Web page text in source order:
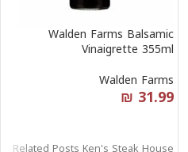
Walden Farms Balsamic
Vinaigrette 355ml
Walden Farms
₪ 31.99